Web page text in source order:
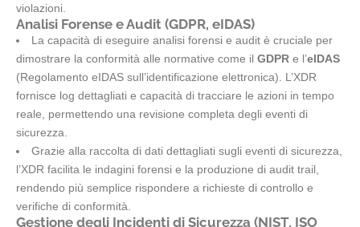
violazioni.
Analisi Forense e Audit (GDPR, eIDAS)
La capacità di eseguire analisi forensi e audit è cruciale per
dimostrare la conformità alle normative come il GDPR e l’eIDAS
(Regolamento eIDAS sull’identificazione elettronica). L’XDR
fornisce log dettagliati e capacità di tracciare le azioni in tempo
reale, permettendo una revisione completa degli eventi di
sicurezza.
Grazie alla raccolta di dati dettagliati sugli eventi di sicurezza,
l’XDR facilita le indagini forensi e la produzione di audit trail,
rendendo più semplice rispondere a richieste di controllo e
verifiche di conformità.
Gestione degli Incidenti di Sicurezza (NIST, ISO